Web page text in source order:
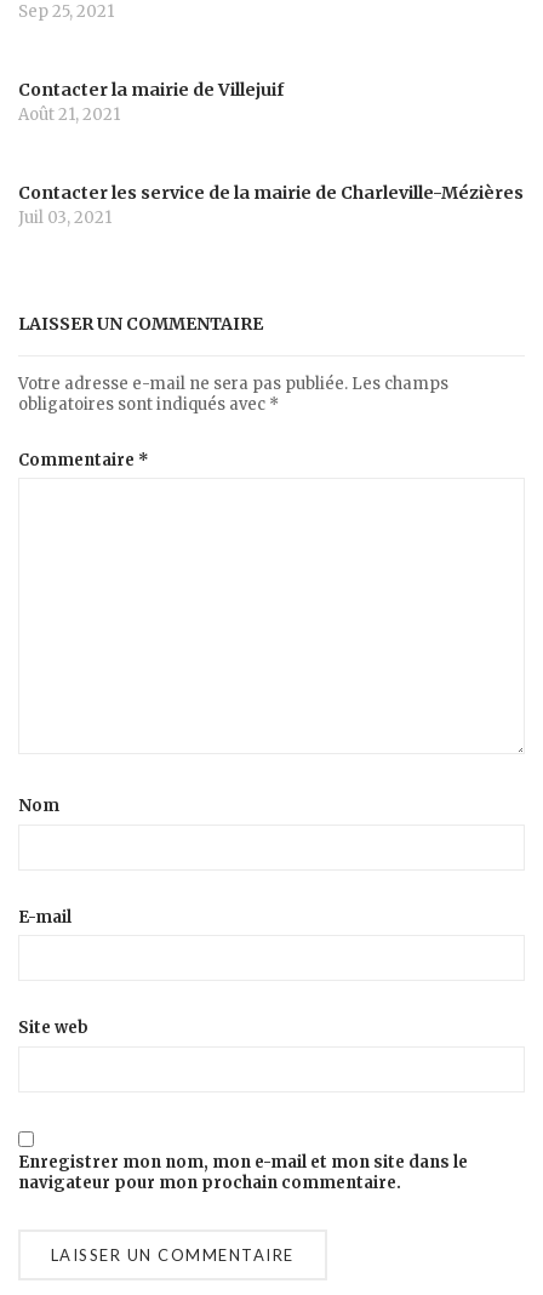
Sep 25, 2021
Contacter la mairie de Villejuif
Août 21, 2021
Contacter les service de la mairie de Charleville-Mézières
Juil 03, 2021
LAISSER UN COMMENTAIRE
Votre adresse e-mail ne sera pas publiée. Les champs
obligatoires sont indiqués avec *
Commentaire *
Nom
E-mail
Site web
Enregistrer mon nom, mon e-mail et mon site dans le
navigateur pour mon prochain commentaire.